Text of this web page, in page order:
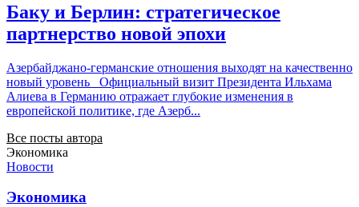
Баку и Берлин: стратегическое
партнерство новой эпохи
Азербайджано-германские отношения выходят на качественно
новый уровень Официальный визит Президента Ильхама
Алиева в Германию отражает глубокие изменения в
европейской политике, где Азерб...
Все посты автора
Экономика
Новости
Экономика